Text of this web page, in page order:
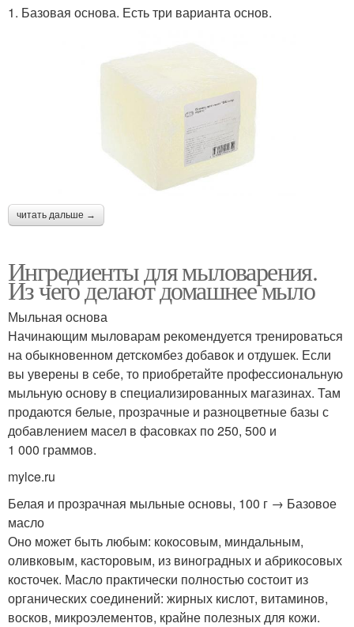
1. Базовая основа. Есть три варианта основ.
читать дальше →
Ингредиенты для мыловарения.
Из чего делают домашнее мыло
Мыльная основа
Начинающим мыловарам рекомендуется тренироваться
на обыкновенном детскомбез добавок и отдушек. Если
вы уверены в себе, то приобретайте профессиональную
мыльную основу в специализированных магазинах. Там
продаются белые, прозрачные и разноцветные базы с
добавлением масел в фасовках по 250, 500 и
1 000 граммов.
mylce.ru
Белая и прозрачная мыльные основы, 100 г → Базовое
масло
Оно может быть любым: кокосовым, миндальным,
оливковым, касторовым, из виноградных и абрикосовых
косточек. Масло практически полностью состоит из
органических соединений: жирных кислот, витаминов,
восков, микроэлементов, крайне полезных для кожи.